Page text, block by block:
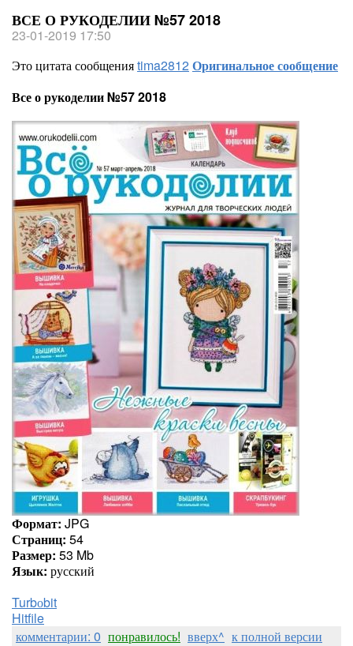
ВСЕ О РУКОДЕЛИИ №57 2018
23-01-2019 17:50
Это цитата сообщенияtima2812Оригинальное сообщение
Все о рукоделии №57 2018
Формат: JPG
Страниц: 54
Размер: 53 Mb
Язык: русский
Turbоbit
Hitfile
комментарии: 0 понравилось! вверх^ к полной версии